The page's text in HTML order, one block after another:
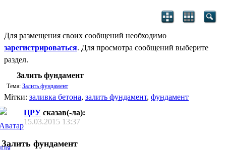
Для размещения своих сообщений необходимо
зарегистрироваться. Для просмотра сообщений выберите
раздел.
Залить фундамент
Тема: Залить фундамент
Мітки: заливка бетона, залить фундамент, фундамент
ЦРУ сказав(-ла):
15.03.2015 13:37
Залить фундамент